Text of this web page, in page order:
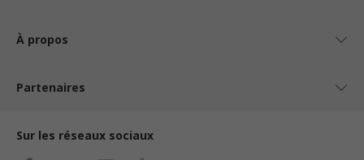
À propos
Partenaires
Sur les réseaux sociaux